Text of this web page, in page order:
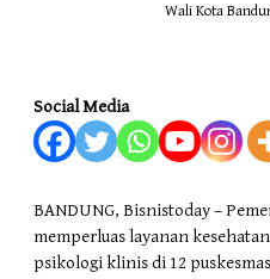
Wali Kota
Social Media
BANDUNG, Bisnistoday –
memperluas layanan
psikologi klinis di 12